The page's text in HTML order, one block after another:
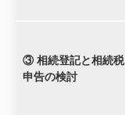
③ 相続登記と相続税
申告の検討